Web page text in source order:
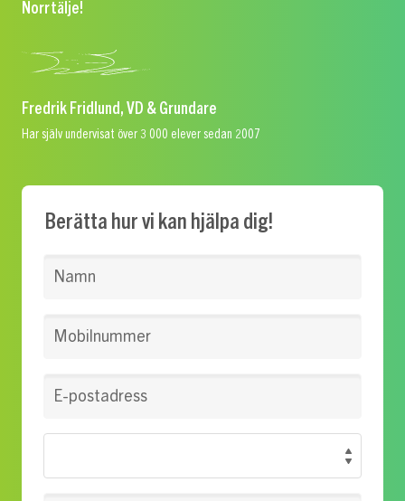
Norrtälje!
Fredrik Fridlund, VD & Grundare
Har själv undervisat över 3 000 elever sedan 2007
Berätta hur vi kan hjälpa dig!
Namn
Mobilnummer
E-postadress